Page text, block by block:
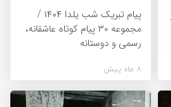
پیام تبریک شب یلدا ۱۴۰۴ /
مجموعه ۳۰ پیام کوتاه عاشقانه،
رسمی و دوستانه
8 ماه پیش